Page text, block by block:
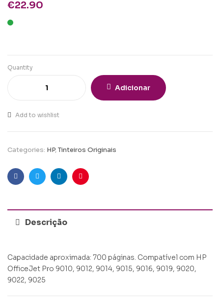
€22.90
Quantity
Adicionar
Add to wishlist
Categories: HP,Tinteiros Originais
FacebookTwitterLinkedinPinterest
Descrição
Capacidade aproximada: 700 páginas. Compatível com HP
OfficeJet Pro 9010, 9012, 9014, 9015, 9016, 9019, 9020,
9022, 9025